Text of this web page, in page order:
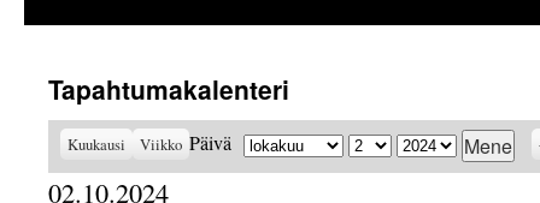
Tapahtumakalenteri
Kuukausi Viikko Päivä Kuukausi PäiväVuosi
02.10.2024